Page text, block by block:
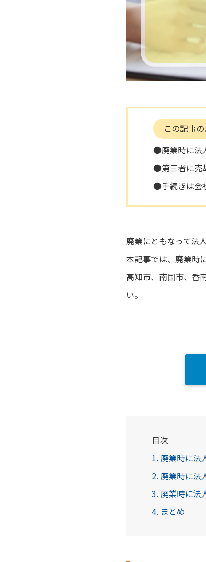
この記事
●廃業時に法
●第三者に売
●手続きは会
廃業にともなって法
本記事では、廃業時
高知市、南国市、香
い。
目次
1. 廃業時に法
2. 廃業時に法
3. 廃業時に法
4. まとめ